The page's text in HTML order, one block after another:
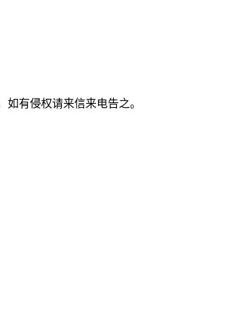
有侵权请来信来电告之。